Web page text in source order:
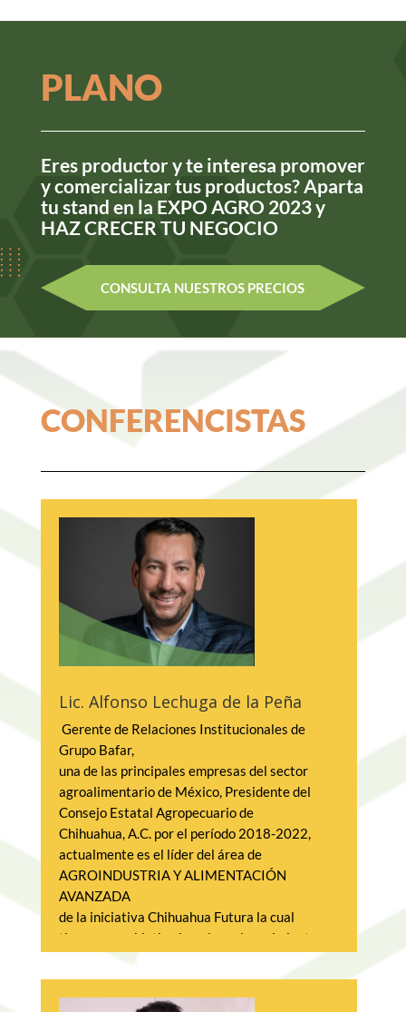
PLANO
Eres productor y te interesa promover
y comercializar tus productos? Aparta
tu stand en la EXPO AGRO 2023 y
HAZ CRECER TU NEGOCIO
CONSULTA NUESTROS PRECIOS
CONFERENCISTAS
Lic. Alfonso Lechuga de la Peña
Grupo Bafar,
una de las principales empresas del sector
agroalimentario de México, Presidente del
Consejo Estatal Agropecuario de
Chihuahua, A.C. por el período 2018-2022,
actualmente es el líder del área de
AGROINDUSTRIA Y ALIMENTACIÓN
AVANZADA
de la iniciativa Chihuahua Futura la cual
tiene como objetivo impulsar el crecimiento
de vida de sus habitantes a través de la
innovación y la tecnología.